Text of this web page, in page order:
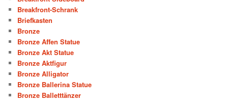
Breakfront-Schrank
Briefkasten
Bronze
Bronze Affen Statue
Bronze Akt Statue
Bronze Aktfigur
Bronze Alligator
Bronze Ballerina Statue
Bronze Balletttänzer